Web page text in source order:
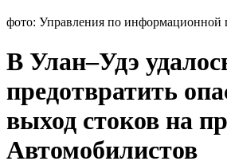
фото: Управления по информационной
В Улан–Удэ
предотвратить
выход стоков на
Автомобилистов